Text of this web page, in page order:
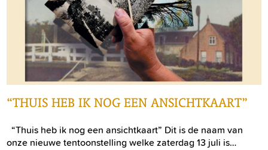
“THUIS HEB IK NOG EEN ANSICHTKAART”
“Thuis heb ik nog een ansichtkaart” Dit is de naam van
onze nieuwe tentoonstelling welke zaterdag 13 juli is…